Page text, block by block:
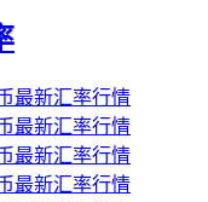
最新汇率行情
最新汇率行情
最新汇率行情
最新汇率行情